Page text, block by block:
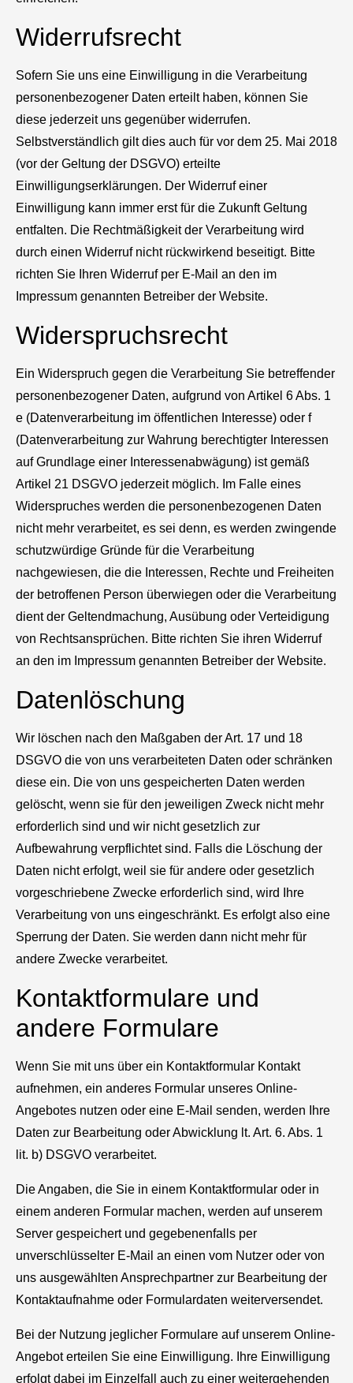
Widerrufsrecht
Sofern Sie uns eine Einwilligung in die Verarbeitung
personenbezogener Daten erteilt haben, können Sie
diese jederzeit uns gegenüber widerrufen.
Selbstverständlich gilt dies auch für vor dem 25. Mai 2018
(vor der Geltung der DSGVO) erteilte
Einwilligungserklärungen. Der Widerruf einer
Einwilligung kann immer erst für die Zukunft Geltung
entfalten. Die Rechtmäßigkeit der Verarbeitung wird
durch einen Widerruf nicht rückwirkend beseitigt. Bitte
richten Sie Ihren Widerruf per E-Mail an den im
Impressum genannten Betreiber der Website.
Widerspruchsrecht
Ein Widerspruch gegen die Verarbeitung Sie betreffender
personenbezogener Daten, aufgrund von Artikel 6 Abs. 1
e (Datenverarbeitung im öffentlichen Interesse) oder f
(Datenverarbeitung zur Wahrung berechtigter Interessen
auf Grundlage einer Interessenabwägung) ist gemäß
Artikel 21 DSGVO jederzeit möglich. Im Falle eines
Widerspruches werden die personenbezogenen Daten
nicht mehr verarbeitet, es sei denn, es werden zwingende
schutzwürdige Gründe für die Verarbeitung
nachgewiesen, die die Interessen, Rechte und Freiheiten
der betroffenen Person überwiegen oder die Verarbeitung
dient der Geltendmachung, Ausübung oder Verteidigung
von Rechtsansprüchen. Bitte richten Sie ihren Widerruf
an den im Impressum genannten Betreiber der Website.
Datenlöschung
Wir löschen nach den Maßgaben der Art. 17 und 18
DSGVO die von uns verarbeiteten Daten oder schränken
diese ein. Die von uns gespeicherten Daten werden
gelöscht, wenn sie für den jeweiligen Zweck nicht mehr
erforderlich sind und wir nicht gesetzlich zur
Aufbewahrung verpflichtet sind. Falls die Löschung der
Daten nicht erfolgt, weil sie für andere oder gesetzlich
vorgeschriebene Zwecke erforderlich sind, wird Ihre
Verarbeitung von uns eingeschränkt. Es erfolgt also eine
Sperrung der Daten. Sie werden dann nicht mehr für
andere Zwecke verarbeitet.
Kontaktformulare und
andere Formulare
Wenn Sie mit uns über ein Kontaktformular Kontakt
aufnehmen, ein anderes Formular unseres Online-
Angebotes nutzen oder eine E-Mail senden, werden Ihre
Daten zur Bearbeitung oder Abwicklung lt. Art. 6. Abs. 1
lit. b) DSGVO verarbeitet.
Die Angaben, die Sie in einem Kontaktformular oder in
einem anderen Formular machen, werden auf unserem
Server gespeichert und gegebenenfalls per
unverschlüsselter E-Mail an einen vom Nutzer oder von
uns ausgewählten Ansprechpartner zur Bearbeitung der
Kontaktaufnahme oder Formulardaten weiterversendet.
Bei der Nutzung jeglicher Formulare auf unserem Online-
Angebot erteilen Sie eine Einwilligung. Ihre Einwilligung
erfolgt dabei im Einzelfall auch zu einer weitergehenden